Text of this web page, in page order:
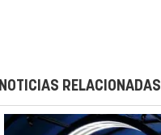
NOTICIAS RELACIONADAS